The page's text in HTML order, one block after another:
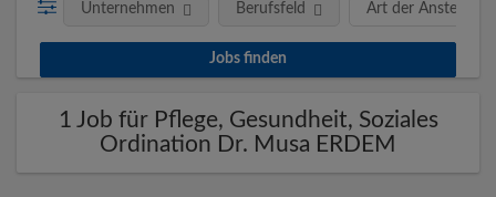
Art der Anstellung
Unternehmen Berufsfeld
1 Job für Pflege, Gesundheit, Soziales
Ordination Dr. Musa ERDEM